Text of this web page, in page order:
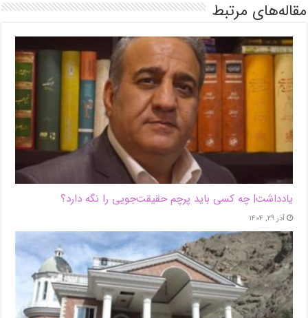
مقاله‌های مرتبط
یادداشت| ‌چه کسی باید پرچم حقیقت‌جویی را نگه دارد؟
آذر ۲۹, ۱۴۰۴